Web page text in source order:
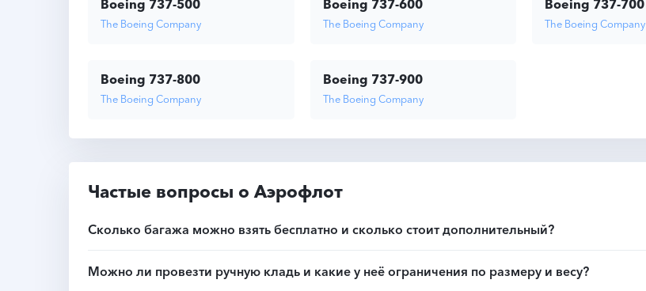
Boeing 737-500
The Boeing Company
Boeing 737-600
The Boeing Company
Boeing 737-700
The Boeing Company
Boeing 737-800
The Boeing Company
Boeing 737-900
The Boeing Company
Частые вопросы о Аэрофлот
Сколько багажа можно взять бесплатно и сколько стоит дополнительный?
Можно ли провезти ручную кладь и какие у неё ограничения по размеру и весу?